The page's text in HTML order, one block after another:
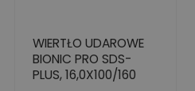
WIERTŁO UDAROWE
BIONIC PRO SDS-
PLUS, 16,0X100/160